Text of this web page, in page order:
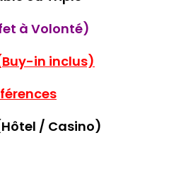
à Volonté)
in inclus)
/ Casino)